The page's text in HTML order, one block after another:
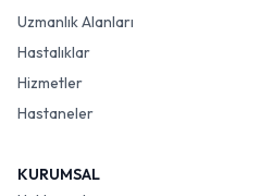
Uzmanlık Alanları
Hastalıklar
Hizmetler
Hastaneler
KURUMSAL